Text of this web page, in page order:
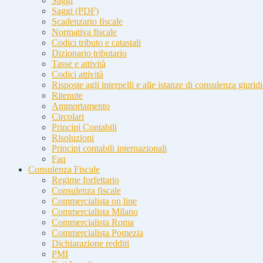
Saggi (PDF)
Scadenzario fiscale
Normativa fiscale
Codici tributo e catastali
Dizionario tributario
Tasse e attività
Codici attività
Risposte agli interpelli e alle istanze di consulenza
Ritenute
Ammortamento
Circolari
Principi Contabili
Risoluzioni
Principi contabili internazionali
Faq
Consulenza Fiscale
Regime forfettario
Consulenza fiscale
Commercialista on line
Commercialista Milano
Commercialista Roma
Commercialista Pomezia
Dichiarazione redditi
PMI